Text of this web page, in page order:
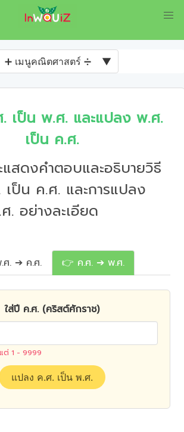
➕ เมนูคณิตศาสตร์ ➗ ▼
เป็น พ.ศ. และแปลง พ.ศ.
เป็น ค.ศ.
แสดงคำตอบและอธิบายวิธี
ป็น ค.ศ. และการแปลง
. อย่างละเอียด
. ➔ ค.ศ. 👉 ค.ศ. ➔ พ.ศ.
ใส่ปี ค.ศ. (คริสต์ศักราช)
ต่ 1 - 9999
แปลง ค.ศ. เป็น พ.ศ.